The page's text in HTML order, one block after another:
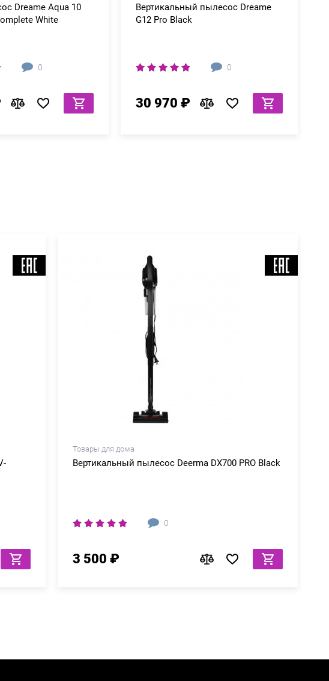
Dreame Aqua 10
White
0
Вертикальный пылесос Dreame
G12 Pro Black
0
30 970 ₽
Товары для дома
Вертикальный пылесос Deerma DX700 PRO Black
0
3 500 ₽